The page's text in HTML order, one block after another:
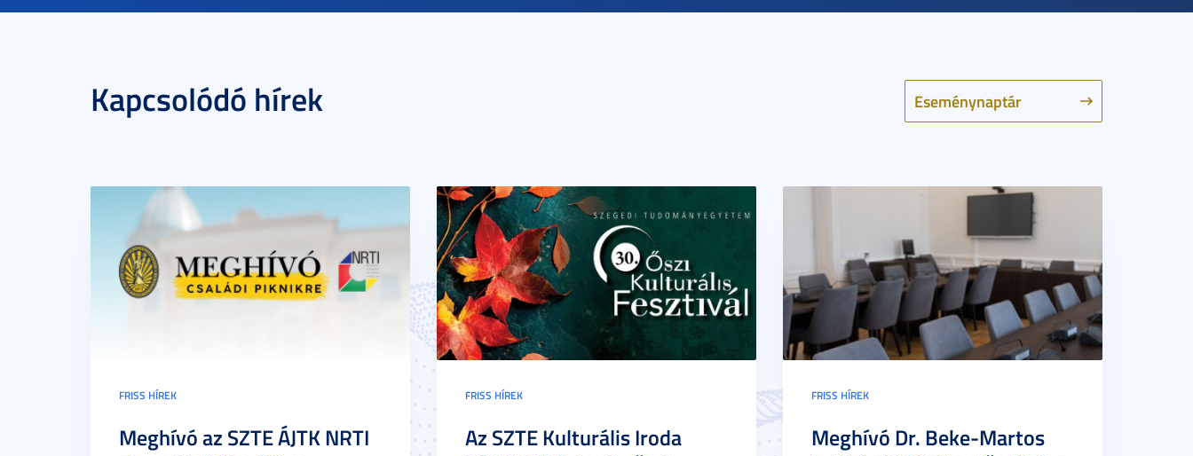
Kapcsolódó hírek Eseménynaptár
FRISS HÍREK
Meghívó az SZTE ÁJTK NRTI
FRISS HÍREK
Az SZTE Kulturális Iroda
FRISS HÍREK
Meghívó Dr. Beke-Martos